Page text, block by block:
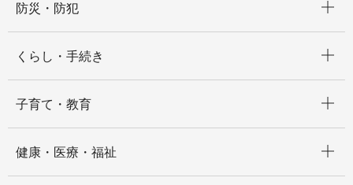
防災・防犯
くらし・手続き
子育て・教育
健康・医療・福祉